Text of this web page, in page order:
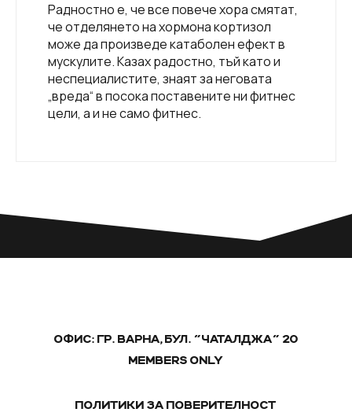
Радностно е, че все повече хора смятат,
че отделянето на хормона кортизол
може да произведе катаболен ефект в
мускулите. Казах радостно, тъй като и
неспециалистите, знаят за неговата
„вреда“ в посока поставените ни фитнес
цели, а и не само фитнес.
ОФИС: ГР. ВАРНА, БУЛ. "ЧАТАЛДЖА" 20
MEMBERS ONLY
ПОЛИТИКИ ЗА ПОВЕРИТЕЛНОСТ